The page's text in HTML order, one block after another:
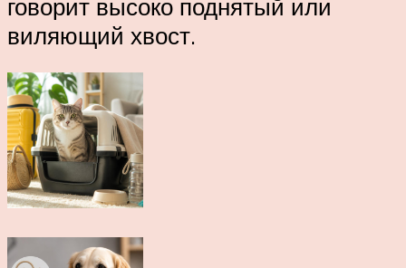
говорит высоко поднятый или
виляющий хвост.